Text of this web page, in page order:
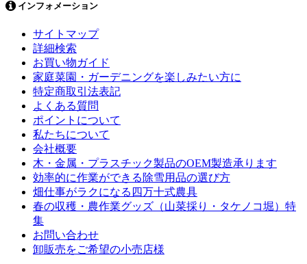
インフォメーション
サイトマップ
詳細検索
お買い物ガイド
家庭菜園・ガーデニングを楽しみたい方に
特定商取引法表記
よくある質問
ポイントについて
私たちについて
会社概要
木・金属・プラスチック製品のOEM製造承ります
効率的に作業ができる除雪用品の選び方
畑仕事がラクになる四万十式農具
春の収穫・農作業グッズ（山菜採り・タケノコ堀）特
集
お問い合わせ
卸販売をご希望の小売店様